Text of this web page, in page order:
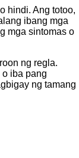
hindi. Ang totoo,
ibang mga
mga sintomas o
ng regla.
iba pang
ng tamang